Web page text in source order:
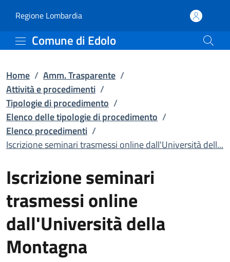
Iscrizione seminari
Regione Lombardia(apre in un'altra scheda).
Comune di Edolo
Home / Amm. Trasparente /
Attività e procedimenti /
Tipologie di procedimento /
Elenco delle tipologie di procedimento /
Elenco procedimenti /
Iscrizione seminari trasmessi online dall'Università dell...
Iscrizione seminari
trasmessi online
dall'Università della
Montagna